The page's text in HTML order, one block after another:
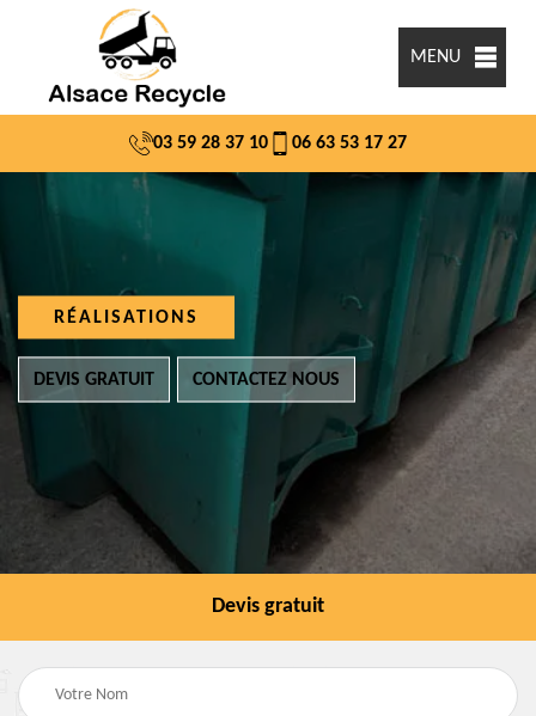
MENU
03 59 28 37 10 06 63 53 17 27
RÉALISATIONS
DEVIS GRATUIT CONTACTEZ NOUS
Devis gratuit